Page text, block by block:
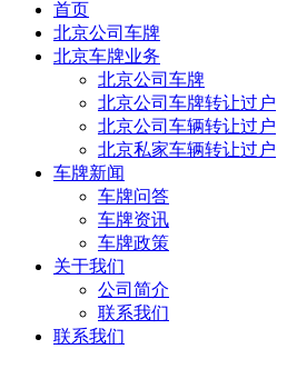
首页
北京公司车牌
北京车牌业务
北京公司车牌
北京公司车牌转让过户
北京公司车辆转让过户
北京私家车辆转让过户
车牌新闻
车牌问答
车牌资讯
车牌政策
关于我们
公司简介
联系我们
联系我们